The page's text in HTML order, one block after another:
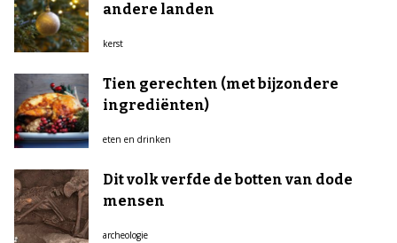
andere landen
kerst
Tien gerechten (met bijzondere
ingrediënten)
eten en drinken
Dit volk verfde de botten van dode
mensen
archeologie